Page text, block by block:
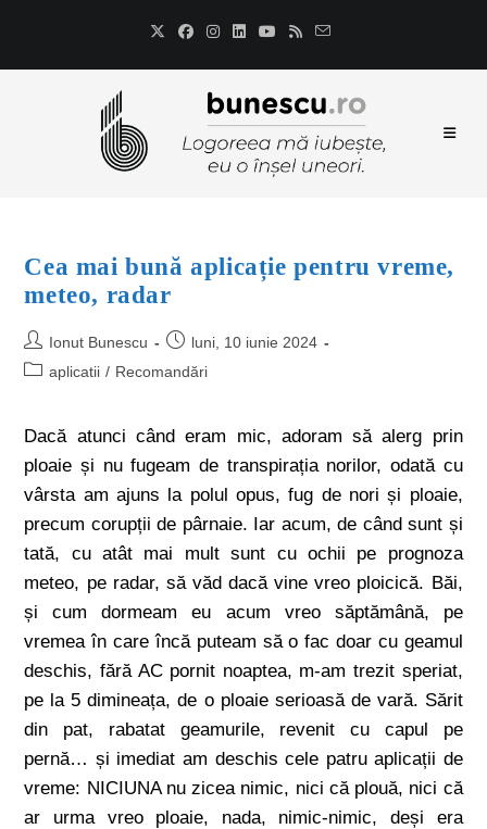
Cea mai bună aplicație pentru vreme,
meteo, radar
Ionut Bunescu
luni, 10 iunie 2024
aplicatii / Recomandări
Dacă atunci când eram mic, adoram să alerg prin
ploaie și nu fugeam de transpirația norilor, odată cu
vârsta am ajuns la polul opus, fug de nori și ploaie,
precum corupții de pârnaie. Iar acum, de când sunt și
tată, cu atât mai mult sunt cu ochii pe prognoza
meteo, pe radar, să văd dacă vine vreo ploicică. Băi,
și cum dormeam eu acum vreo săptămână, pe
vremea în care încă puteam să o fac doar cu geamul
deschis, fără AC pornit noaptea, m-am trezit speriat,
pe la 5 dimineața, de o ploaie serioasă de vară. Sărit
din pat, rabatat geamurile, revenit cu capul pe
pernă… și imediat am deschis cele patru aplicații de
vreme: NICIUNA nu zicea nimic, nici că plouă, nici că
ar urma vreo ploaie, nada, nimic-nimic, deși era